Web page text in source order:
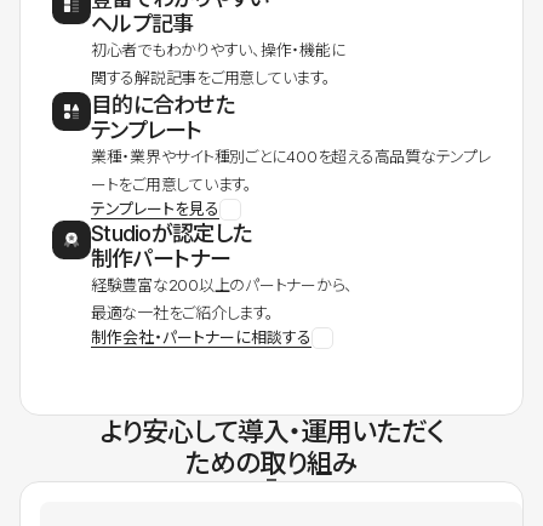
ヘルプ記事
初心者でもわかりやすい、操作・機能に
関する解説記事をご用意しています。
目的に合わせた
テンプレート
業種・業界やサイト種別ごとに400を超える高品質なテンプレ
ートをご用意しています。
テンプレートを見る
Studioが認定した
制作パートナー
経験豊富な200以上のパートナーから、
最適な一社をご紹介します。
制作会社・パートナーに相談する
より安心して導入・運用いただく
ための取り組み